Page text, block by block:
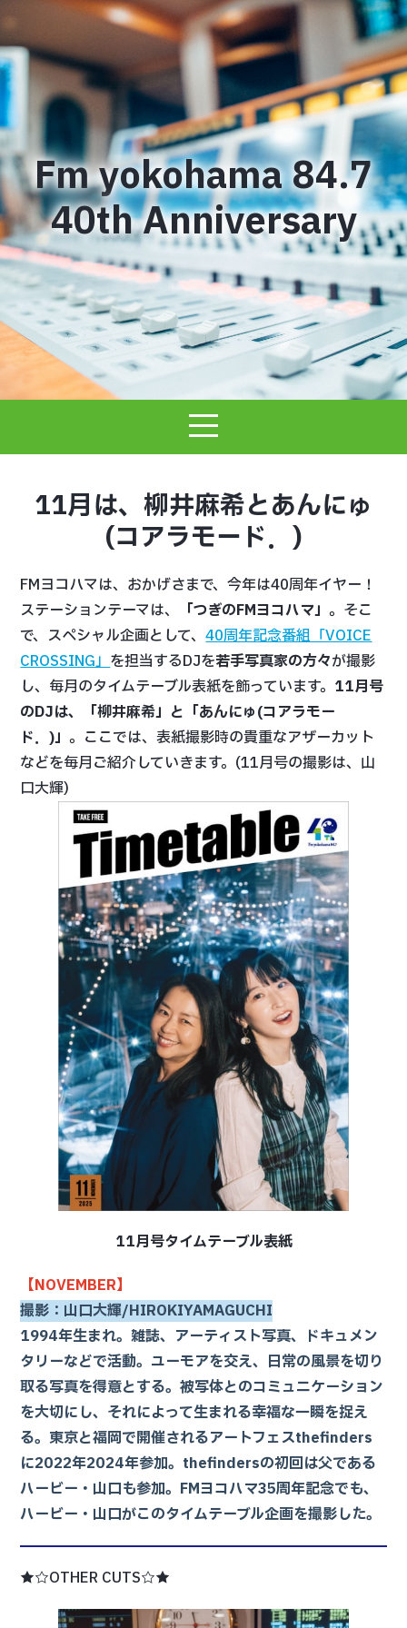
Fm yokohama 84.7
40th Anniversary
11月は、柳井麻希とあんにゅ
(コアラモード．)
FMヨコハマは、おかげさまで、今年は40周年イヤー！
ステーションテーマは、
「つぎのFMヨコハマ」。そこ
で、スペシャル企画として、40周年記念番組「VOICE
CROSSING」を担当するDJを若手写真家の方々が撮影
し、毎月のタイムテーブル表紙を飾っています。 11月号
のDJは、「柳井麻希」と「あんにゅ(コアラモー
ド．)」。ここでは、表紙撮影時の貴重なアザーカット
などを毎月ご紹介していきます。(11月号の撮影は、山
口大輝)
11月号タイムテーブル表紙
【NOVEMBER】
撮影：山口大輝/HIROKIYAMAGUCHI
1994年生まれ。雑誌、アーティスト写真、ドキュメン
タリーなどで活動。ユーモアを交え、日常の風景を切り
取る写真を得意とする。被写体とのコミュニケーション
を大切にし、それによって生まれる幸福な一瞬を捉え
る。東京と福岡で開催されるアートフェスthefinders
に2022年2024年参加。thefindersの初回は父である
ハービー・山口も参加。FMヨコハマ35周年記念でも、
ハービー・山口がこのタイムテーブル企画を撮影した。
★☆OTHER CUTS☆★